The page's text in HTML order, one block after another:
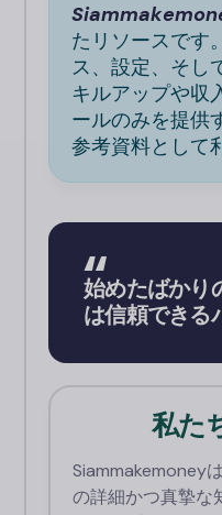
たリソースです
ス、設定、そし
キルアップや収
ールのみを提供
参考資料として
始めたばかり
は信頼できる
私た
Siammakemoney
の詳細かつ真摯な